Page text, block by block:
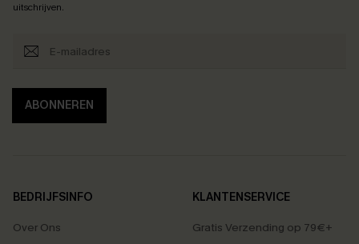
uitschrijven.
ABONNEREN
BEDRIJFSINFO
Over Ons
KLANTENSERVICE
Gratis Verzending op 79€+